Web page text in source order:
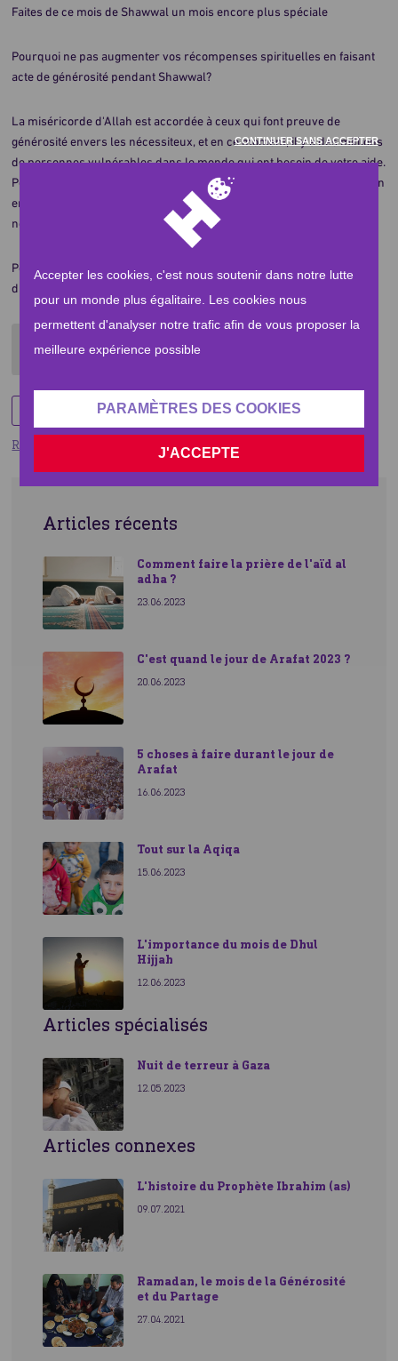
CONTINUER SANS ACCEPTER
Accepter les cookies, c'est nous soutenir dans notre lutte
pour un monde plus égalitaire. Les cookies nous
permettent d'analyser notre trafic afin de vous proposer la
meilleure expérience possible
PARAMÈTRES DES COOKIES
J'ACCEPTE
Faites de ce mois de Shawwal un mois encore plus spéciale
Pourquoi ne pas augmenter vos récompenses spirituelles en faisant
acte de générosité pendant Shawwal?
La miséricorde d'Allah est accordée à ceux qui font preuve de
générosité envers les nécessiteux, et en ce moment, il y a des millions
de personnes vulnérables dans le monde qui ont besoin de votre aide.
Pour seulement 90€, vous pouvez fournir à une famille dans le besoin
en Syrie, en Palestine ou au Yémen un kit d’urgence contenant
nourriture, eau potable et fournitures médicales.
Pour les personnes qui ont tout perdu, votre geste peut faire toute la
différence. Vous pouvez sauver une vie précieuse aujourd'hui.
Par Human Appeal
Paris, France
Retourner
Articles récents
Comment faire la prière de l'aïd al
adha ?
23.06.2023
C'est quand le jour de Arafat 2023 ?
20.06.2023
5 choses à faire durant le jour de
Arafat
16.06.2023
Tout sur la Aqiqa
15.06.2023
L'importance du mois de Dhul
Hijjah
12.06.2023
Articles spécialisés
Nuit de terreur à Gaza
12.05.2023
Articles connexes
L'histoire du Prophète Ibrahim (as)
09.07.2021
Ramadan, le mois de la Générosité
et du Partage
27.04.2021